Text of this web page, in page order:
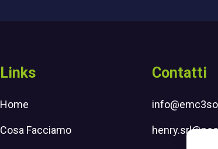
Links
Home
Cosa Facciamo
Contatti